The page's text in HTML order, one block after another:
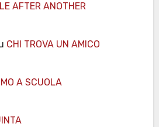
AFTER ANOTHER
CHI TROVA UN AMICO
A SCUOLA